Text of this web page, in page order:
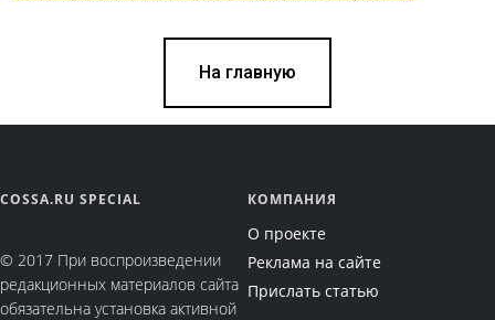
На главную
COSSA.RU SPECIAL
© 2017 При воспроизведении
редакционных материалов сайта
обязательна установка активной
КОМПАНИЯ
О проекте
Реклама на сайте
Прислать статью